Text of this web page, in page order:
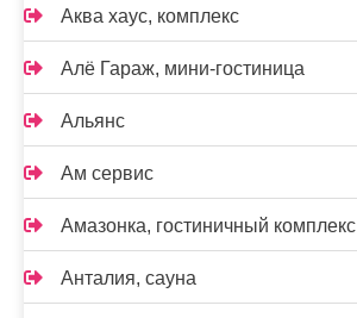
Аква хаус, комплекс
Алё Гараж, мини-гостиница
Альянс
Ам сервис
Амазонка, гостиничный комплекс
Анталия, сауна